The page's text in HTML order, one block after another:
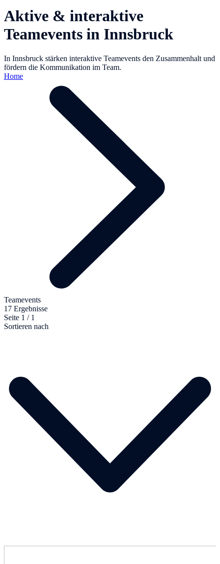
Aktive & interaktive
Teamevents in Innsbruck
In Innsbruck stärken interaktive Teamevents den Zusammenhalt und
fördern die Kommunikation im Team.
Home
Teamevents
17 Ergebnisse
Seite 1 / 1
Sortieren nach